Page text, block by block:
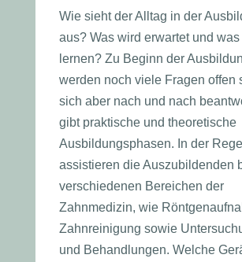
Wie sieht der Alltag in der
aus? Was wird erwartet und was
lernen? Zu Beginn der
werden noch viele Fragen offen
sich aber nach und nach
gibt praktische und theoretische
Ausbildungsphasen. In der Regel
assistieren die Auszubildenden
verschiedenen Bereichen der
Zahnmedizin, wie
Zahnreinigung sowie
und Behandlungen. Welche